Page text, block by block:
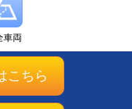
車両
こちら